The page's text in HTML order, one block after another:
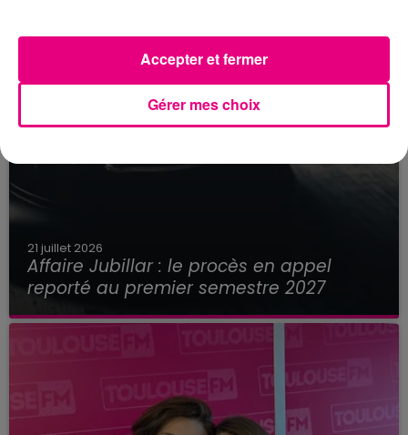
21 juillet 2026
Affaire Jubillar : le procès en appel
reporté au premier semestre 2027
Gérer mes choix
Accepter et fermer